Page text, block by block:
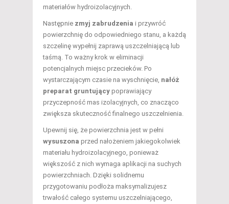
materiałów hydroizolacyjnych.
Następnie zmyj zabrudzenia i przywróć
powierzchnię do odpowiedniego stanu, a każdą
szczelinę wypełnij zaprawą uszczelniającą lub
taśmą. To ważny krok w eliminacji
potencjalnych miejsc przecieków. Po
wystarczającym czasie na wyschnięcie, nałóż
preparat gruntujący poprawiający
przyczepność mas izolacyjnych, co znacząco
zwiększa skuteczność finalnego uszczelnienia.
Upewnij się, że powierzchnia jest w pełni
wysuszona przed nałożeniem jakiegokolwiek
materiału hydroizolacyjnego, ponieważ
większość z nich wymaga aplikacji na suchych
powierzchniach. Dzięki solidnemu
przygotowaniu podłoża maksymalizujesz
trwałość całego systemu uszczelniającego,